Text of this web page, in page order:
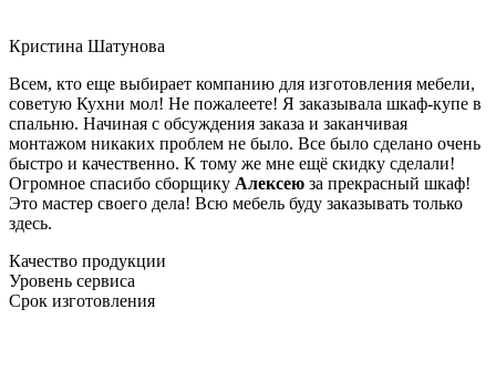
Кристина Шатунова
Всем, кто еще выбирает компанию для изготовления мебели,
советую Кухни мол! Не пожалеете! Я заказывала шкаф-купе в
спальню. Начиная с обсуждения заказа и заканчивая
монтажом никаких проблем не было. Все было сделано очень
быстро и качественно. К тому же мне ещё скидку сделали!
Огромное спасибо сборщику Алексею за прекрасный шкаф!
Это мастер своего дела! Всю мебель буду заказывать только
здесь.
Качество продукции
Уровень сервиса
Срок изготовления